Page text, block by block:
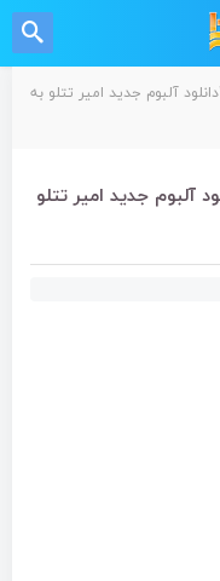
آلبوم جدید امیر تتلو به
آلبوم جدید امیر تتلو